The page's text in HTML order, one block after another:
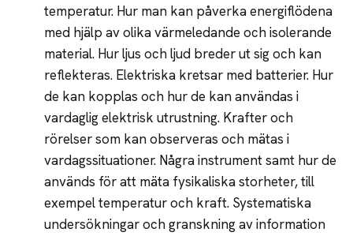
temperatur. Hur man kan påverka energiflödena
med hjälp av olika värmeledande och isolerande
material. Hur ljus och ljud breder ut sig och kan
reflekteras. Elektriska kretsar med batterier. Hur
de kan kopplas och hur de kan användas i
vardaglig elektrisk utrustning. Krafter och
rörelser som kan observeras och mätas i
vardagssituationer. Några instrument samt hur de
används för att mäta fysikaliska storheter, till
exempel temperatur och kraft. Systematiska
undersökningar och granskning av information